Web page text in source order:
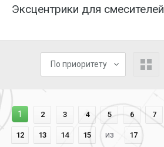
Эксцентрики для смесителей
По приоритету
1 2 3 4 5 6 7
12 13 14 15 из 17